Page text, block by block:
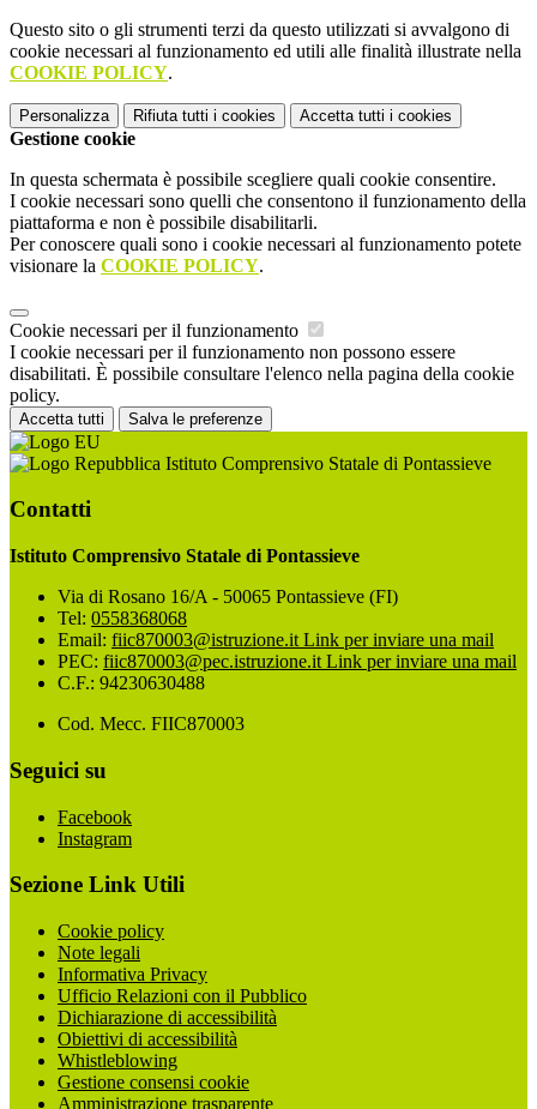
Questo sito o gli strumenti terzi da questo utilizzati si avvalgono di
cookie necessari al funzionamento ed utili alle finalità illustrate nella
COOKIE POLICY.
Personalizza Rifiuta tutti i cookies Accetta tutti i cookies
Gestione cookie
In questa schermata è possibile scegliere quali cookie consentire.
I cookie necessari sono quelli che consentono il funzionamento della
piattaforma e non è possibile disabilitarli.
Per conoscere quali sono i cookie necessari al funzionamento potete
visionare la COOKIE POLICY.
Cookie necessari per il funzionamento
I cookie necessari per il funzionamento non possono essere
disabilitati. È possibile consultare l'elenco nella pagina della cookie
policy.
Accetta tutti Salva le preferenze
Istituto Comprensivo Statale di Pontassieve
Contatti
Istituto Comprensivo Statale di Pontassieve
Via di Rosano 16/A - 50065 Pontassieve (FI)
Tel: 0558368068
Email: fiic870003@istruzione.it Link per inviare una mail
PEC: fiic870003@pec.istruzione.it Link per inviare una mail
C.F.: 94230630488
Cod. Mecc. FIIC870003
Seguici su
Facebook
Instagram
Sezione Link Utili
Cookie policy
Note legali
Informativa Privacy
Ufficio Relazioni con il Pubblico
Dichiarazione di accessibilità
Obiettivi di accessibilità
Whistleblowing
Gestione consensi cookie
Amministrazione trasparente